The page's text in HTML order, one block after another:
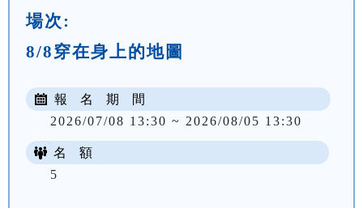
場次:
8/8穿在身上的地圖
報 名 期 間
2026/07/08 13:30 ~ 2026/08/05 13:30
名 額
5